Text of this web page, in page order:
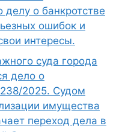
о банкротстве
ошибок и
интересы.
суда города
дело о
2025. Судом
имущества
переход дела в